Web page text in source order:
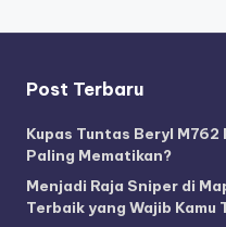
Post Terbaru
Kupas Tuntas Beryl
Paling Mematikan?
Menjadi Raja Sniper di
Terbaik yang Wajib Kamu